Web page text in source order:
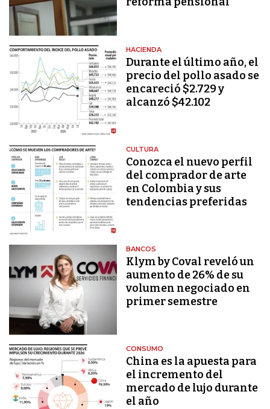
HACIENDA
Durante el último año, el
precio del pollo asado se
encareció $2.729 y
alcanzó $42.102
CULTURA
Conozca el nuevo perfil
del comprador de arte
en Colombia y sus
tendencias preferidas
BANCOS
Klym by Coval reveló un
aumento de 26% de su
volumen negociado en
primer semestre
CONSUMO
China es la apuesta para
el incremento del
mercado de lujo durante
el año